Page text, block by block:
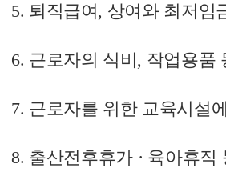
5. 퇴직급여, 상여와 최저임
6. 근로자의 식비, 작업용품
7. 근로자를 위한 교육시설
8. 출산전후휴가 · 육아휴